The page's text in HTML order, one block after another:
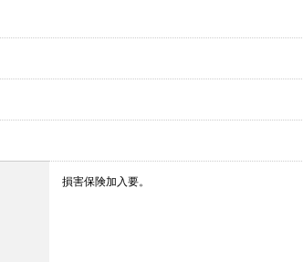
損害保険加入要。